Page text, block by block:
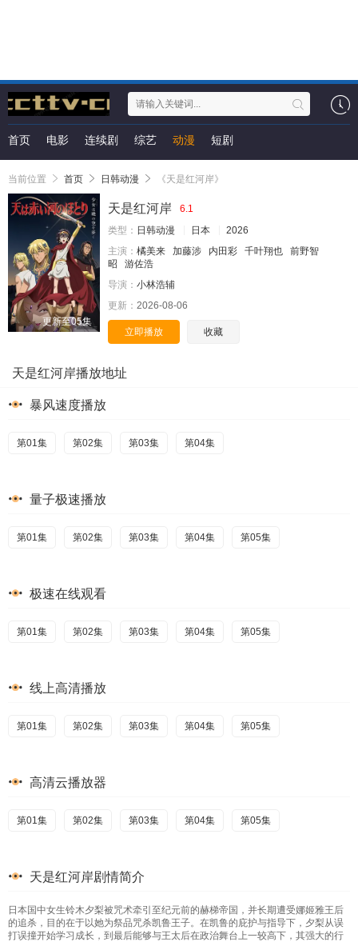
首页 电影 连续剧 综艺 动漫 短剧
当前位置 首页 日韩动漫 《天是红河岸》
更新至05集
天是红河岸
6.1
类型： 日韩动漫 日本
2026
主演： 橘美来 加藤涉 内田彩 千叶翔也
前野智
昭
游佐浩
导演： 小林浩辅
更新： 2026-08-06
立即播放 收藏
天是红河岸播放地址
暴风速度播放
第01集 第02集 第03集 第04集
量子极速播放
第01集 第02集 第03集 第04集 第05集
极速在线观看
第01集 第02集 第03集 第04集 第05集
线上高清播放
第01集 第02集 第03集 第04集 第05集
高清云播放器
第01集 第02集 第03集 第04集 第05集
天是红河岸剧情简介
日本国中女生铃木夕梨被咒术牵引至纪元前的赫梯帝国，并长期遭受娜姬雅王后
的追杀，目的在于以她为祭品咒杀凯鲁王子。在凯鲁的庇护与指导下，夕梨从误
打误撞开始学习成长，到最后能够与王太后在政治舞台上一较高下，其强大的行